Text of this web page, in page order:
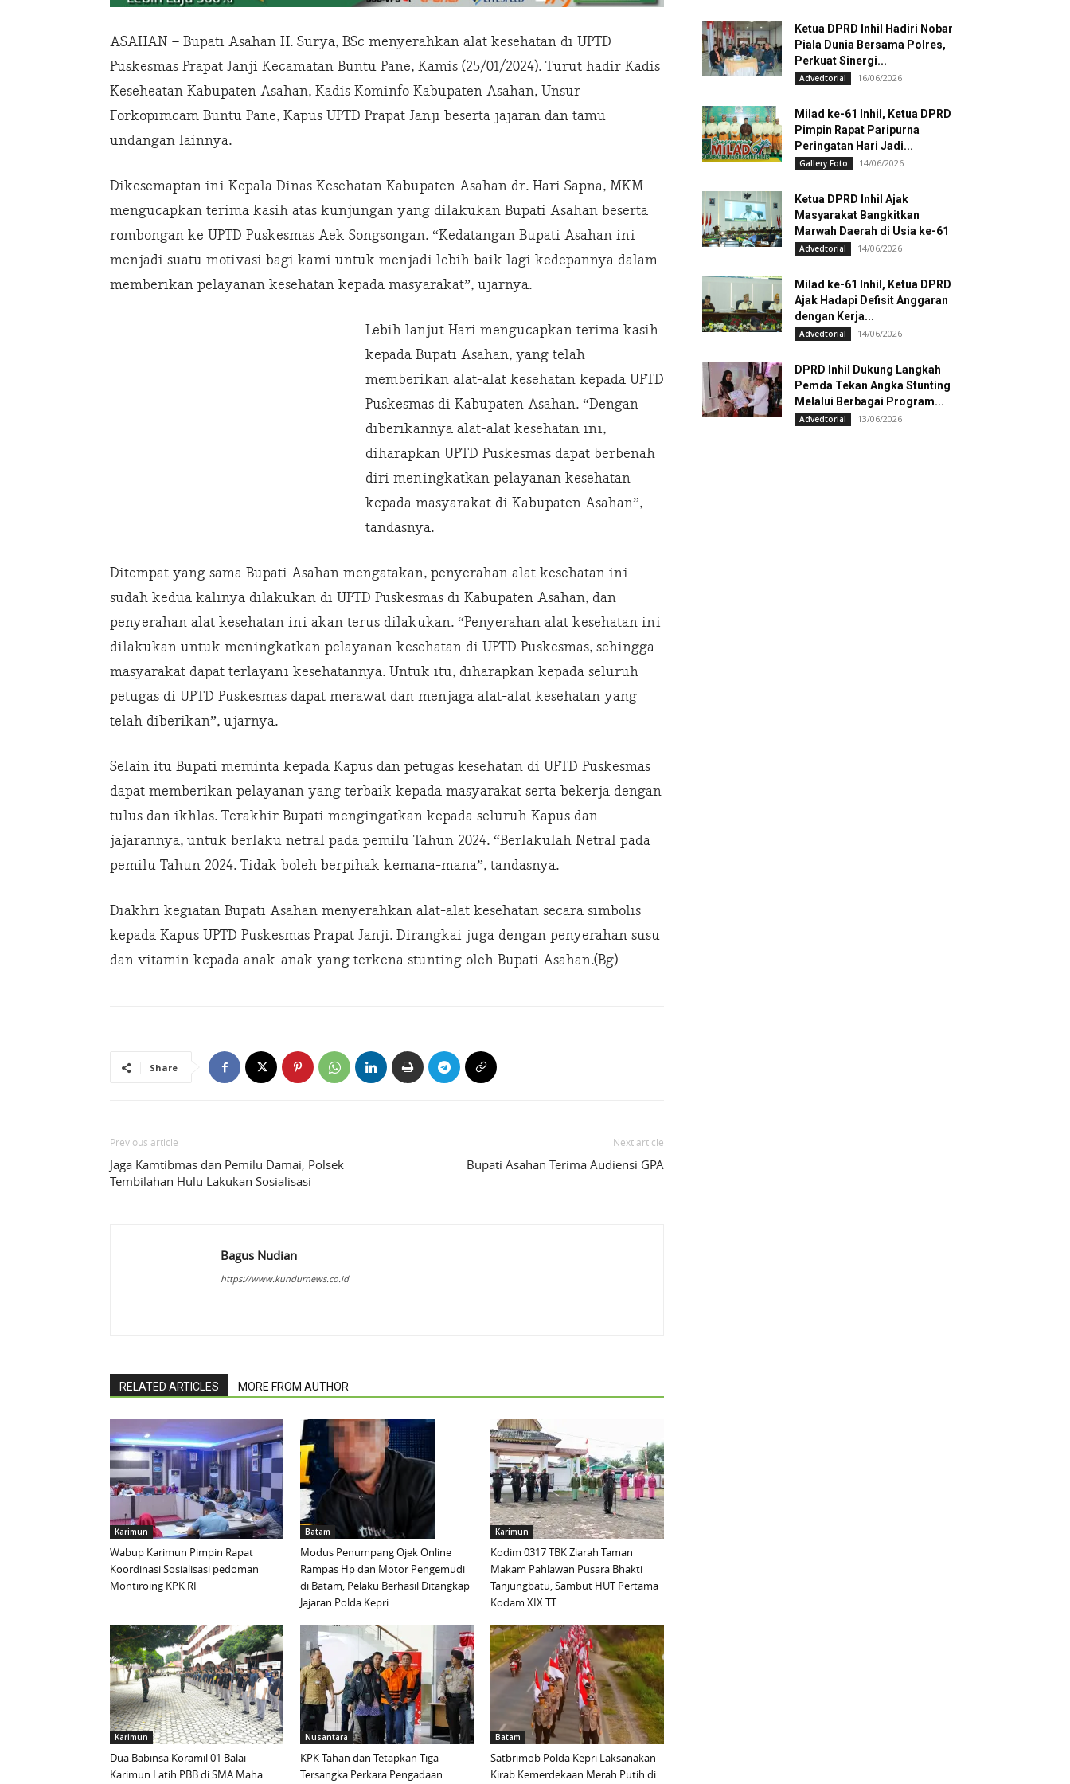
ASAHAN – Bupati Asahan H. Surya, BSc menyerahkan alat kesehatan di UPTD
Puskesmas Prapat Janji Kecamatan Buntu Pane, Kamis (25/01/2024). Turut hadir Kadis
Keseheatan Kabupaten Asahan, Kadis Kominfo Kabupaten Asahan, Unsur
Forkopimcam Buntu Pane, Kapus UPTD Prapat Janji beserta jajaran dan tamu
undangan lainnya.
Dikesemaptan ini Kepala Dinas Kesehatan Kabupaten Asahan dr. Hari Sapna, MKM
mengucapkan terima kasih atas kunjungan yang dilakukan Bupati Asahan beserta
rombongan ke UPTD Puskesmas Aek Songsongan. “Kedatangan Bupati Asahan ini
menjadi suatu motivasi bagi kami untuk menjadi lebih baik lagi kedepannya dalam
memberikan pelayanan kesehatan kepada masyarakat”, ujarnya.
Lebih lanjut Hari mengucapkan terima kasih
kepada Bupati Asahan, yang telah
memberikan alat-alat kesehatan kepada UPTD
Puskesmas di Kabupaten Asahan. “Dengan
diberikannya alat-alat kesehatan ini,
diharapkan UPTD Puskesmas dapat berbenah
diri meningkatkan pelayanan kesehatan
kepada masyarakat di Kabupaten Asahan”,
tandasnya.
Ditempat yang sama Bupati Asahan mengatakan, penyerahan alat kesehatan ini
sudah kedua kalinya dilakukan di UPTD Puskesmas di Kabupaten Asahan, dan
penyerahan alat kesehatan ini akan terus dilakukan. “Penyerahan alat kesehatan ini
dilakukan untuk meningkatkan pelayanan kesehatan di UPTD Puskesmas, sehingga
masyarakat dapat terlayani kesehatannya. Untuk itu, diharapkan kepada seluruh
petugas di UPTD Puskesmas dapat merawat dan menjaga alat-alat kesehatan yang
telah diberikan”, ujarnya.
Selain itu Bupati meminta kepada Kapus dan petugas kesehatan di UPTD Puskesmas
dapat memberikan pelayanan yang terbaik kepada masyarakat serta bekerja dengan
tulus dan ikhlas. Terakhir Bupati mengingatkan kepada seluruh Kapus dan
jajarannya, untuk berlaku netral pada pemilu Tahun 2024. “Berlakulah Netral pada
pemilu Tahun 2024. Tidak boleh berpihak kemana-mana”, tandasnya.
Diakhri kegiatan Bupati Asahan menyerahkan alat-alat kesehatan secara simbolis
kepada Kapus UPTD Puskesmas Prapat Janji. Dirangkai juga dengan penyerahan susu
dan vitamin kepada anak-anak yang terkena stunting oleh Bupati Asahan.(Bg)
Share
Previous article
Jaga Kamtibmas dan Pemilu Damai, Polsek
Tembilahan Hulu Lakukan Sosialisasi
Next article
Bupati Asahan Terima Audiensi GPA
Bagus Nudian
https://www.kundurnews.co.id
RELATED ARTICLES MORE FROM AUTHOR
Karimun
Wabup Karimun Pimpin Rapat
Koordinasi Sosialisasi pedoman
Montiroing KPK RI
Batam
Modus Penumpang Ojek Online
Rampas Hp dan Motor Pengemudi
di Batam, Pelaku Berhasil Ditangkap
Jajaran Polda Kepri
Karimun
Kodim 0317 TBK Ziarah Taman
Makam Pahlawan Pusara Bhakti
Tanjungbatu, Sambut HUT Pertama
Kodam XIX TT
Karimun
Dua Babinsa Koramil 01 Balai
Karimun Latih PBB di SMA Maha
Nusantara
KPK Tahan dan Tetapkan Tiga
Tersangka Perkara Pengadaan
Batam
Satbrimob Polda Kepri Laksanakan
Kirab Kemerdekaan Merah Putih di
Ketua DPRD Inhil Hadiri Nobar
Piala Dunia Bersama Polres,
Perkuat Sinergi...
Advedtorial 16/06/2026
Milad ke-61 Inhil, Ketua DPRD
Pimpin Rapat Paripurna
Peringatan Hari Jadi...
Gallery Foto 14/06/2026
Ketua DPRD Inhil Ajak
Masyarakat Bangkitkan
Marwah Daerah di Usia ke-61
Advedtorial 14/06/2026
Milad ke-61 Inhil, Ketua DPRD
Ajak Hadapi Defisit Anggaran
dengan Kerja...
Advedtorial 14/06/2026
DPRD Inhil Dukung Langkah
Pemda Tekan Angka Stunting
Melalui Berbagai Program...
Advedtorial 13/06/2026